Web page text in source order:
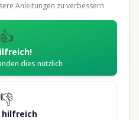
Anleitungen zu verbessern
👍
dies nützlich
👎
hilfreich